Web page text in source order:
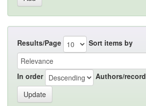
Results/Page Sort items by
In order Authors/record